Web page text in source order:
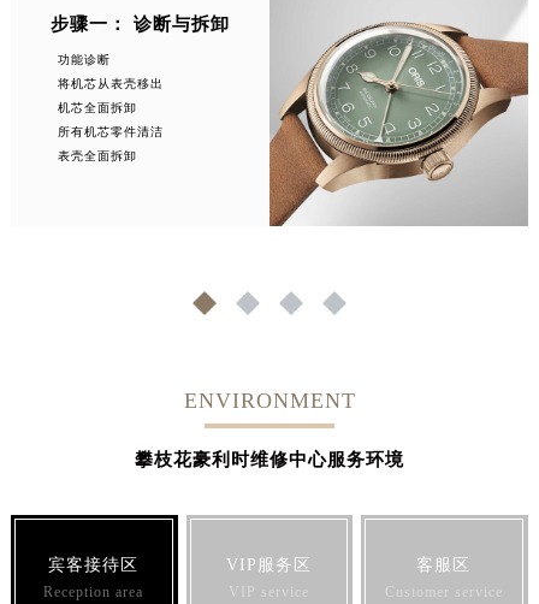
步骤一： 诊断与拆卸
功能诊断
将机芯从表壳移出
机芯全面拆卸
所有机芯零件清洁
表壳全面拆卸
1 2 3 4
ENVIRONMENT
攀枝花豪利时维修中心服务环境
宾客接待区
Reception area
VIP服务区
VIP service
客服区
Customer service